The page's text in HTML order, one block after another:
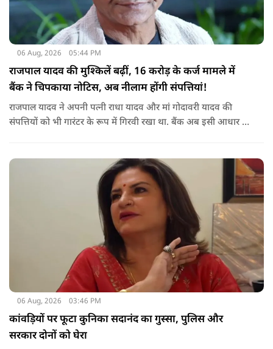
06 Aug, 2026 05:44 PM
राजपाल यादव की मुश्किलें बढ़ीं, 16 करोड़ के कर्ज मामले में
बैंक ने चिपकाया नोटिस, अब नीलाम होंगी संपत्तियां!
राजपाल यादव ने अपनी पत्नी राधा यादव और मां गोदावरी यादव की
संपत्तियों को भी गारंटर के रूप में गिरवी रखा था. बैंक अब इसी आधार पर
वसूली प्रक्रिया चल रही है.
06 Aug, 2026 03:46 PM
कांवड़ियों पर फूटा कुनिका सदानंद का गुस्सा, पुलिस और
सरकार दोनों को घेरा